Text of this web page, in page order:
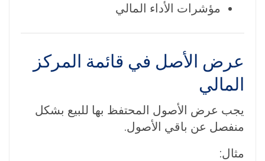
مؤشرات الأداء المالي
عرض الأصل في قائمة المركز
المالي
يجب عرض الأصول المحتفظ بها للبيع بشكل
منفصل عن باقي الأصول.
مثال: